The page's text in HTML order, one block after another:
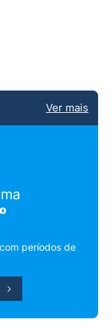
Ver mais
períodos de